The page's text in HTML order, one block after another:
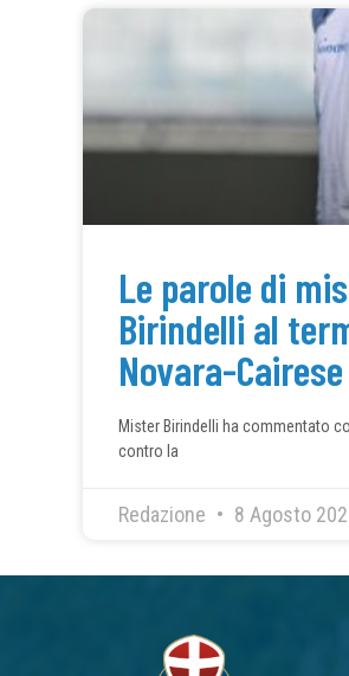
Le parole di
Birindelli al
Novara-Cairese
Mister Birindelli ha commentato
contro la
Redazione 8 Agosto